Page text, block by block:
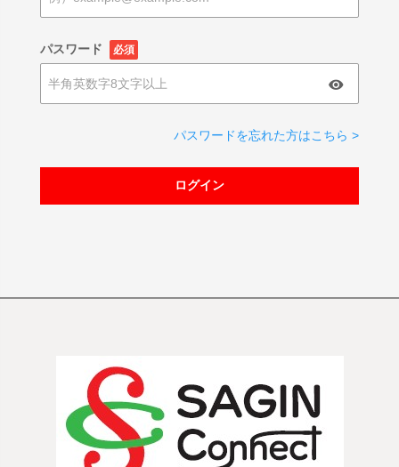
パスワード 必須
パスワードを忘れた方はこちら >
ログイン